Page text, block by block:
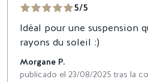
5/5
Idéal pour une suspension
rayons du soleil :)
Morgane P.
publicado el 23/08/2025 tras la